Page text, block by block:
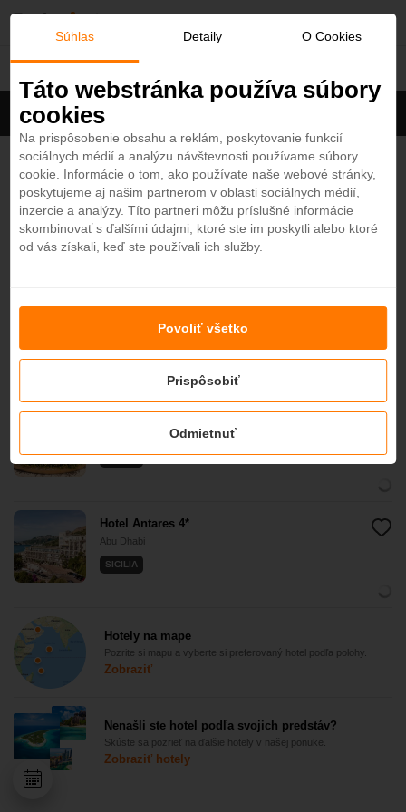
ú
Abu Dhabi
Filter
Zobrazených 4z 25 hotelov Zobraziť všetky
Crowne Plaza Abu Dhabi Yas Island 4*
4,1
Abu Dhabi - Plážový hotel
Abu Dhabi - Plážový hotel
ALL INCLUSIVE
SICILIA
Hotel Antares 4*
Abu Dhabi
SICILIA
Hotely na mape
Pozrite si mapu a vyberte si preferovaný hotel podľa polohy.
Zobraziť
Nenašli ste hotel podľa svojich predstáv?
Skúste sa pozrieť na ďalšie hotely v našej ponuke.
Zobraziť hotely
Súhlas Detaily O Cookies
Táto webstránka používa súbory
cookies
Na prispôsobenie obsahu a reklám, poskytovanie funkcií
sociálnych médií a analýzu návštevnosti používame súbory
cookie. Informácie o tom, ako používate naše webové stránky,
poskytujeme aj našim partnerom v oblasti sociálnych médií,
inzercie a analýzy. Títo partneri môžu príslušné informácie
skombinovať s ďalšími údajmi, ktoré ste im poskytli alebo ktoré
od vás získali, keď ste používali ich služby.
Odmietnuť
Prispôsobiť
Povoliť všetko